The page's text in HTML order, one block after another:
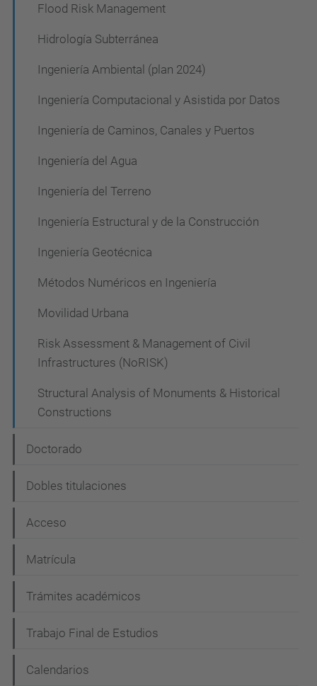
Flood Risk Management
Hidrología Subterránea
Ingeniería Ambiental (plan 2024)
Ingeniería Computacional y Asistida por Datos
Ingeniería de Caminos, Canales y Puertos
Ingeniería del Agua
Ingeniería del Terreno
Ingeniería Estructural y de la Construcción
Ingeniería Geotécnica
Métodos Numéricos en Ingeniería
Movilidad Urbana
Risk Assessment & Management of Civil
Infrastructures (NoRISK)
Structural Analysis of Monuments & Historical
Constructions
Doctorado
Dobles titulaciones
Acceso
Matrícula
Trámites académicos
Trabajo Final de Estudios
Calendarios